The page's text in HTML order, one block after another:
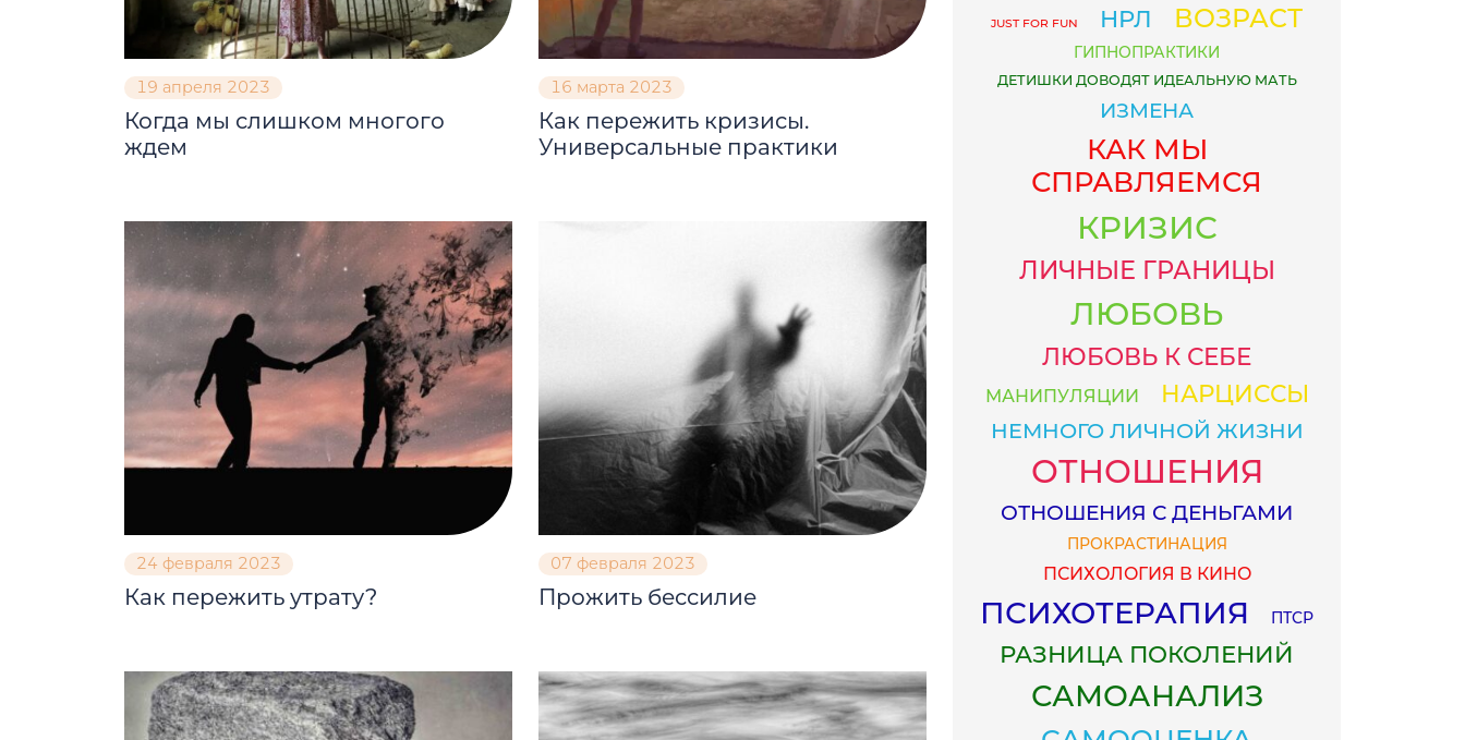
19 апреля 2023
Когда мы слишком многого
ждем
16 марта 2023
Как пережить кризисы.
Универсальные практики
24 февраля 2023
Как пережить утрату?
07 февраля 2023
Прожить бессилие
JUST FOR FUN НРЛ ВОЗРАСТ
ГИПНОПРАКТИКИ
ДЕТИШКИ ДОВОДЯТ ИДЕАЛЬНУЮ МАТЬ
ИЗМЕНА
КАК МЫ
СПРАВЛЯЕМСЯ
КРИЗИС
ЛИЧНЫЕ ГРАНИЦЫ
ЛЮБОВЬ
ЛЮБОВЬ К СЕБЕ
МАНИПУЛЯЦИИ НАРЦИССЫ
НЕМНОГО ЛИЧНОЙ ЖИЗНИ
ОТНОШЕНИЯ
ОТНОШЕНИЯ С ДЕНЬГАМИ
ПРОКРАСТИНАЦИЯ
ПСИХОЛОГИЯ В КИНО
ПСИХОТЕРАПИЯ ПТСР
РАЗНИЦА ПОКОЛЕНИЙ
САМОАНАЛИЗ